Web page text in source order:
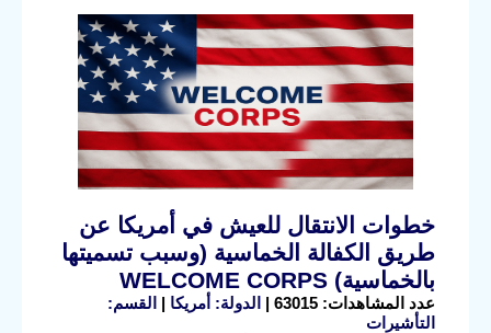
خطوات الانتقال للعيش في أمريكا عن
طريق الكفالة الخماسية (وسبب تسميتها
بالخماسية) WELCOME CORPS
عدد المشاهدات: 63015 | الدولة: أمريكا | القسم:
التأشيرات